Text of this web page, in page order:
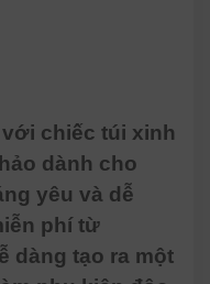
chiếc túi xinh
dành cho
yêu và dễ
phí từ
dàng tạo ra một